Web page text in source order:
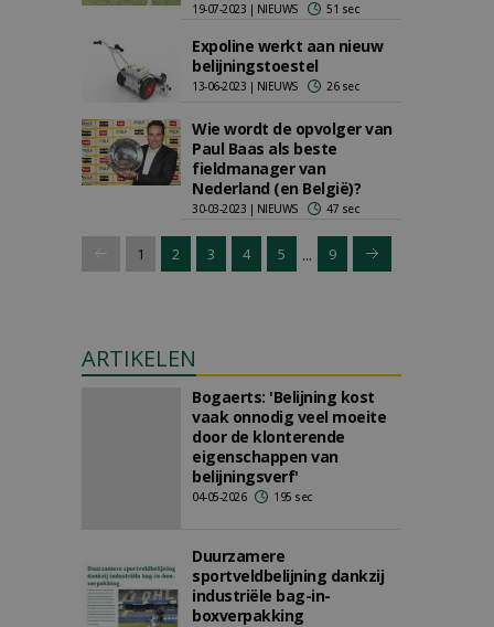
19-07-2023 | NIEUWS 51 sec
Expoline werkt aan nieuw
belijningstoestel
13-06-2023 | NIEUWS 26 sec
Wie wordt de opvolger van
Paul Baas als beste
fieldmanager van
Nederland (en België)?
30-03-2023 | NIEUWS 47 sec
1 2 3 4 5 ... 9
ARTIKELEN
Bogaerts: 'Belijning kost
vaak onnodig veel moeite
door de klonterende
eigenschappen van
belijningsverf'
04-05-2026 195 sec
Duurzamere
sportveldbelijning dankzij
industriële bag-in-
boxverpakking